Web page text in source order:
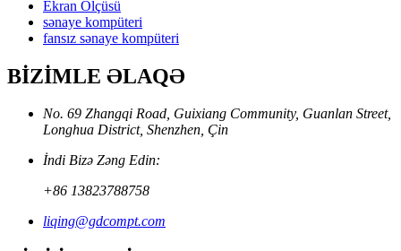
Ekran Ölçüsü
sənaye kompüteri
fansız sənaye kompüteri
BİZİMLE ƏLAQƏ
No. 69 Zhangqi Road, Guixiang Community, Guanlan Street,
Longhua District, Shenzhen, Çin
İndi Bizə Zəng Edin:
+86 13823788758
liqing@gdcompt.com